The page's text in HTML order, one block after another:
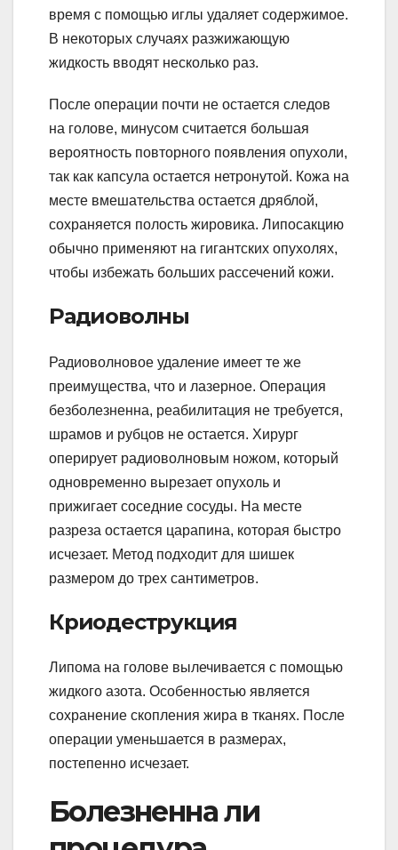
время с помощью иглы удаляет содержимое.
В некоторых случаях разжижающую
жидкость вводят несколько раз.
После операции почти не остается следов
на голове, минусом считается большая
вероятность повторного появления опухоли,
так как капсула остается нетронутой. Кожа на
месте вмешательства остается дряблой,
сохраняется полость жировика. Липосакцию
обычно применяют на гигантских опухолях,
чтобы избежать больших рассечений кожи.
Радиоволны
Радиоволновое удаление имеет те же
преимущества, что и лазерное. Операция
безболезненна, реабилитация не требуется,
шрамов и рубцов не остается. Хирург
оперирует радиоволновым ножом, который
одновременно вырезает опухоль и
прижигает соседние сосуды. На месте
разреза остается царапина, которая быстро
исчезает. Метод подходит для шишек
размером до трех сантиметров.
Криодеструкция
Липома на голове вылечивается с помощью
жидкого азота. Особенностью является
сохранение скопления жира в тканях. После
операции уменьшается в размерах,
постепенно исчезает.
Болезненна ли